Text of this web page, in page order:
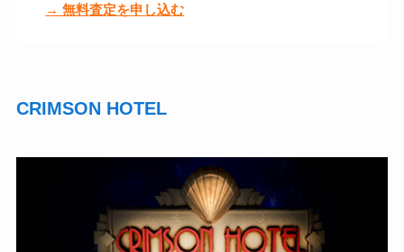
→ 無料査定を申し込む
CRIMSON HOTEL